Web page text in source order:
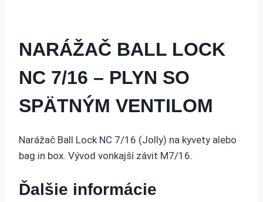
NARÁŽAČ BALL LOCK
NC 7/16 – PLYN SO
SPÄTNÝM VENTILOM
Narážač Ball Lock NC 7/16 (Jolly) na kyvety alebo
bag in box. Vývod vonkajší závit M7/16.
Ďalšie informácie